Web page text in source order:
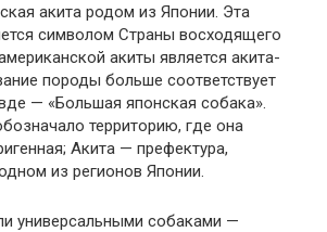
акита родом из Японии. Эта
символом Страны восходящего
акиты является акита-
породы больше соответствует
— «Большая японская собака».
территорию, где она
Акита — префектура,
из регионов Японии.
универсальными собаками —